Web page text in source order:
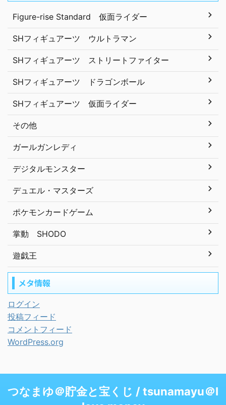
Figure-rise Standard 仮面ライダー
SHフィギュアーツ ウルトラマン
SHフィギュアーツ ストリートファイター
SHフィギュアーツ ドラゴンボール
SHフィギュアーツ 仮面ライダー
その他
ガールガンレディ
デジタルモンスター
デュエル・マスターズ
ポケモンカードゲーム
掌動 SHODO
遊戯王
メタ情報
ログイン
投稿フィード
コメントフィード
WordPress.org
つなまゆ＠貯金と宝くじ / tsunamayu＠I